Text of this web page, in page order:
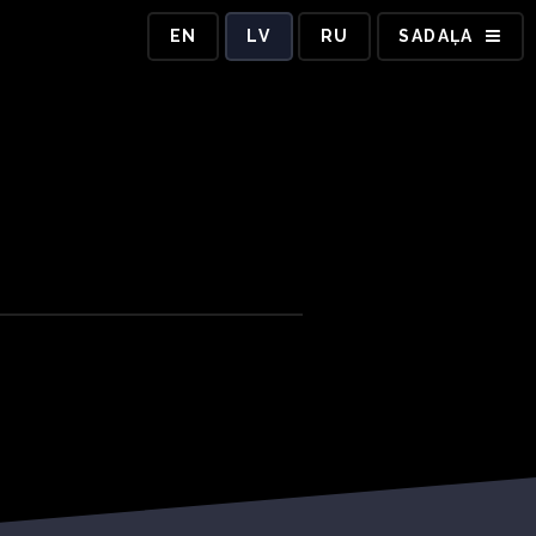
EN LV RU SADAĻA